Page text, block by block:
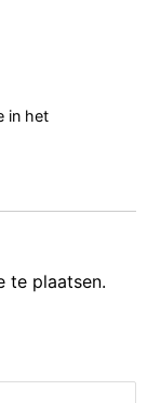
in het
te plaatsen.